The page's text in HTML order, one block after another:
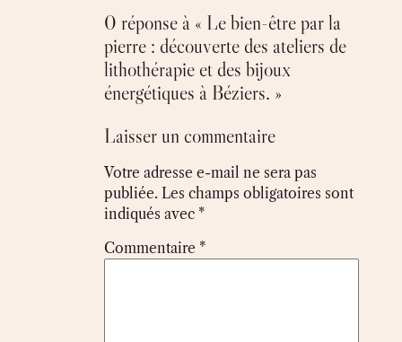
0 réponse à « Le bien-être par la
pierre : découverte des ateliers de
lithothérapie et des bijoux
énergétiques à Béziers. »
Laisser un commentaire
Votre adresse e-mail ne sera pas
publiée. Les champs obligatoires sont
indiqués avec *
Commentaire *